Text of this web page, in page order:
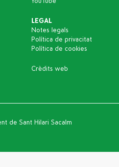
LEGAL
Notes legals
Política de privacitat
Política de cookies
Crèdits web
de Sant Hilari Sacalm